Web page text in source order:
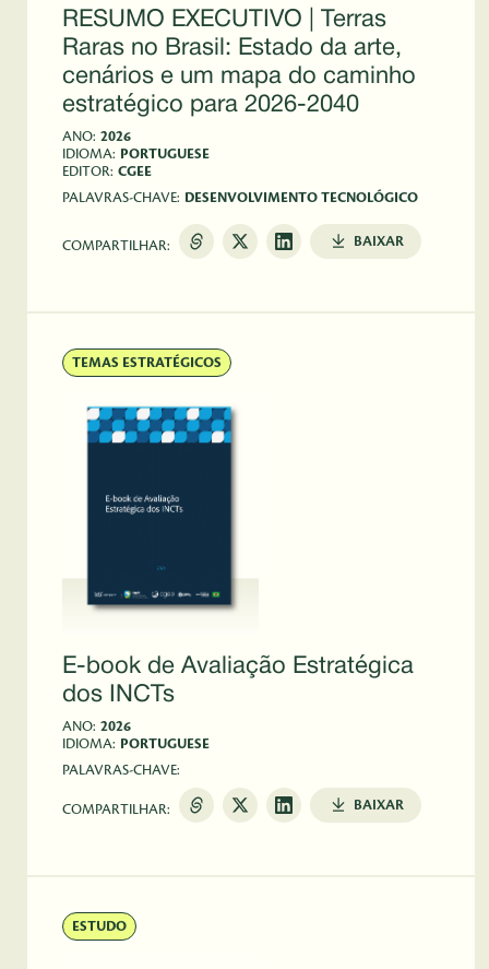
RESUMO EXECUTIVO | Terras
Raras no Brasil: Estado da arte,
cenários e um mapa do caminho
estratégico para 2026-2040
ANO: 2026
IDIOMA: PORTUGUESE
EDITOR: CGEE
PALAVRAS-CHAVE: DESENVOLVIMENTO TECNOLÓGICO
COMPARTILHAR: BAIXAR
TEMAS ESTRATÉGICOS
E-book de Avaliação Estratégica
dos INCTs
ANO: 2026
IDIOMA: PORTUGUESE
PALAVRAS-CHAVE:
COMPARTILHAR: BAIXAR
ESTUDO